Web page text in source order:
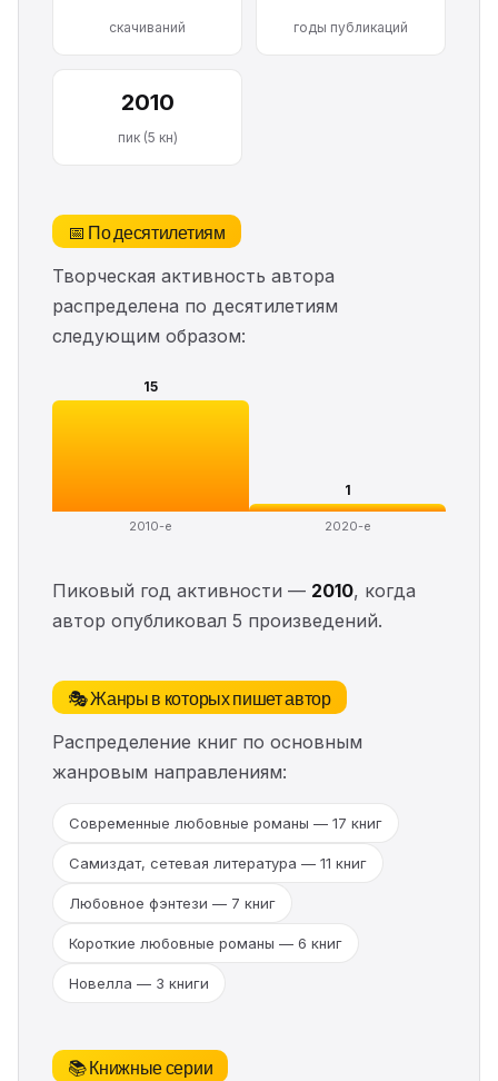
скачиваний годы публикаций
2010
пик (5 кн)
📅 По десятилетиям
Творческая активность автора
распределена по десятилетиям
следующим образом:
15
2010-е
1
2020-е
Пиковый год активности — 2010, когда
автор опубликовал 5 произведений.
🎭 Жанры в которых пишет автор
Распределение книг по основным
жанровым направлениям:
Современные любовные романы — 17 книг
Самиздат, сетевая литература — 11 книг
Любовное фэнтези — 7 книг
Короткие любовные романы — 6 книг
Новелла — 3 книги
📚 Книжные серии